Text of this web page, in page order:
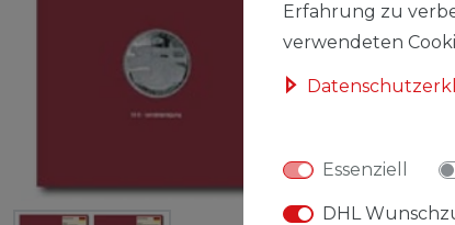
Erfahrung zu
verwendeten
Essenziell
DHL